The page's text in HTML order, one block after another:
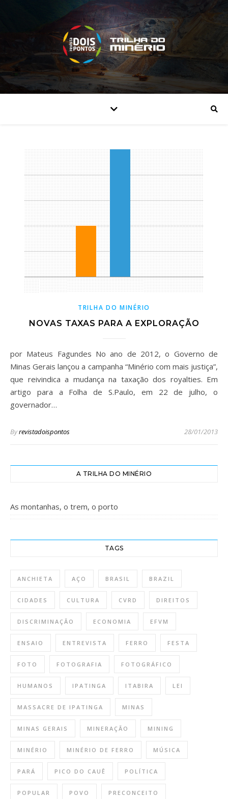
TRILHA DO MINÉRIO
NOVAS TAXAS PARA A EXPLORAÇÃO
por Mateus Fagundes No ano de 2012, o Governo de
Minas Gerais lançou a campanha “Minério com mais justiça”,
que reivindica a mudança na taxação dos royalties. Em
artigo para a Folha de S.Paulo, em 22 de julho, o
governador…
Byrevistadoispontos 28/01/2013
A TRILHA DO MINÉRIO
As montanhas, o trem, o porto
TAGS
ANCHIETA AÇO BRASIL BRAZIL
CIDADES CULTURA CVRD DIREITOS
DISCRIMINAÇÃO ECONOMIA EFVM
ENSAIO ENTREVISTA FERRO FESTA
FOTO FOTOGRAFIA FOTOGRÁFICO
HUMANOS IPATINGA ITABIRA LEI
MASSACRE DE IPATINGA MINAS
MINAS GERAIS MINERAÇÃO MINING
MINÉRIO MINÉRIO DE FERRO MÚSICA
PARÁ PICO DO CAUÊ POLÍTICA
POPULAR POVO PRECONCEITO